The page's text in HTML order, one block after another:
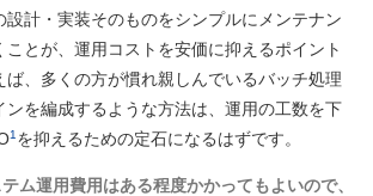
設計・実装そのものをシンプルにメンテナン
ことが、運用コストを安価に抑えるポイント
ば、多くの方が慣れ親しんでいるバッチ処理
ンを編成するような方法は、運用の工数を下
1 を抑えるための定石になるはずです。
ム運用費用はある程度かかってもよいので、